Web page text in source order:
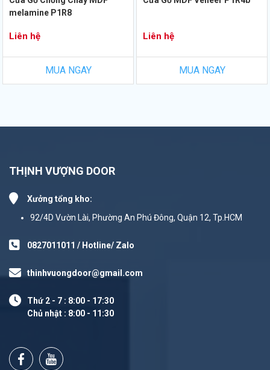
melamine P1R8
Liên hệ
MUA NGAY
Liên hệ
MUA NGAY
THỊNH VƯỢNG DOOR
Xưởng tổng kho:
92/4D Vườn Lài, Phường An Phú Đông, Quận 12, Tp.HCM
0827011011 / Hotline/ Zalo
thinhvuongdoor@gmail.com
Thứ 2 - 7 : 8:00 - 17:30
Chủ nhật : 8:00 - 11:30